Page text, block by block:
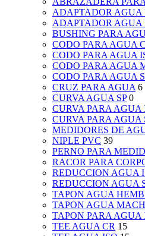
ADAPTADOR AGUA
ADAPTADOR AGUA
BUSHING PARA
CODO PARA AGUA
CODO PARA AGUA
CODO PARA AGUA
CODO PARA AGUA
CRUZ PARA AGUA 6
CURVA AGUA SP 0
CURVA PARA AGUA
CURVA PARA AGUA
MEDIDORES DE
NIPLE PVC 39
PERNO PARA
RACOR PARA
REDUCCION AGUA
REDUCCION AGUA
TAPON AGUA
TAPON AGUA
TAPON PARA AGUA
TEE AGUA CR 15